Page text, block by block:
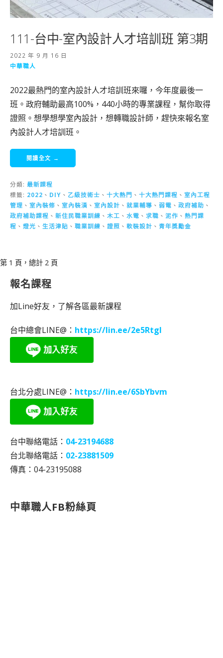
111-台中-室內設計人才培訓班 第3期
2022 年 9 月 16 日
中華職人
2022最熱門的室內設計人才培訓班來囉，今年度最後一
班。政府輔助最高100%，440小時的專業課程，幫你取得
證照。想學想學室內設計，想轉職設計師，趕快來報名室
內設計人才培訓班。
閱讀全文 →
分類: 最新課程
標籤: 2022 、 DIY 、 乙級技術士 、 十大熱門 、 十大熱門課程 、 室內工程
管理 、 室內裝修 、 室內裝潢 、 室內設計 、 就業輔導 、 弱電 、 政府補助 、
政府補助課程 、 新住民職業訓練 、 木工 、 水電 、 求職 、 泥作 、 熱門課
程 、 燈光 、 生活津貼 、 職業訓練 、 證照 、 軟裝設計 、 青年獎勵金
[文
章]
第 1 頁，總計 2 頁
報名課程
加Line好友，了解各區最新課程
台中總會LINE@： https://lin.ee/2e5RtgI
台北分處LINE@： https://lin.ee/6SbYbvm
台中聯絡電話： 04-23194688
台北聯絡電話： 02-23881509
傳真：04-23195088
中華職人FB粉絲頁